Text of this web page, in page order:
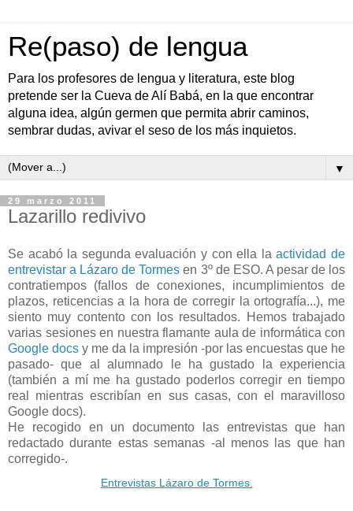
Re(paso) de lengua
Para los profesores de lengua y literatura, este blog
pretende ser la Cueva de Alí Babá, en la que encontrar
alguna idea, algún germen que permita abrir caminos,
sembrar dudas, avivar el seso de los más inquietos.
▼
29 marzo 2011
Lazarillo redivivo
Se acabó la segunda evaluación y con ella laactividad de
entrevistar a Lázaro de Tormes en 3º de ESO. A pesar de los
contratiempos (fallos de conexiones, incumplimientos de
plazos, reticencias a la hora de corregir la ortografía...), me
siento muy contento con los resultados. Hemos trabajado
varias sesiones en nuestra flamante aula de informática con
Google docs y me da la impresión -por las encuestas que he
pasado- que al alumnado le ha gustado la experiencia
(también a mí me ha gustado poderlos corregir en tiempo
real mientras escribían en sus casas, con el maravilloso
Google docs).
He recogido en un documento las entrevistas que han
redactado durante estas semanas -al menos las que han
corregido-.
Entrevistas Lázaro de Tormes.